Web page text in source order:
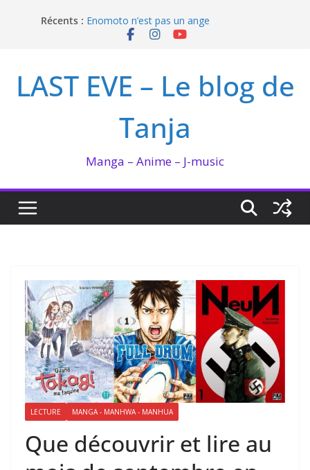
Récents : I’m not in love de Zeniko Sumiya
Enomoto n’est pas un ange
Ma collection BANANA FISH
LAST EVE – Le blog de
Tanja
Manga – Anime – J-music
LECTURE MANGA - MANHWA - MANHUA
Que découvrir et lire au